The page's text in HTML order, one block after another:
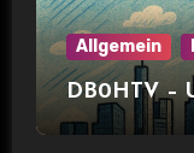
Allgemein
DB0HTV –